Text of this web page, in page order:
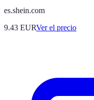
es.shein.com
9.43 EURVer el precio